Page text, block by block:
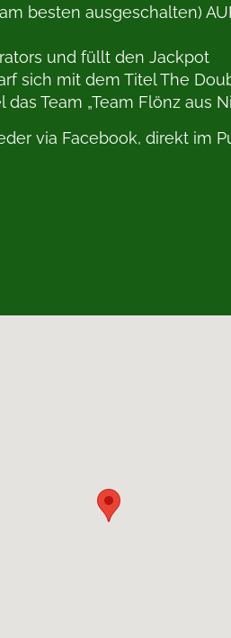
besten ausgeschalten)
und füllt den Jackpot
sich mit dem Titel The
Team „Team Flönz aus
via Facebook, direkt im